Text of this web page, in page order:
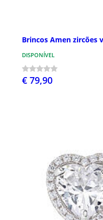
Brincos Amen zircões
DISPONÍVEL
€ 79,90